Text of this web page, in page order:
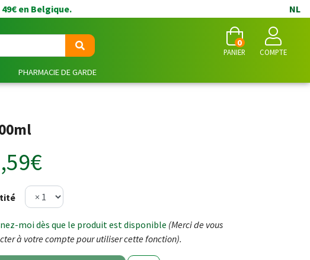
en Belgique. NL
PANIER
0
COMPTE
PHARMACIE DE GARDE
moi dès que le produit est disponible (Merci de vous
à votre compte pour utiliser cette fonction).